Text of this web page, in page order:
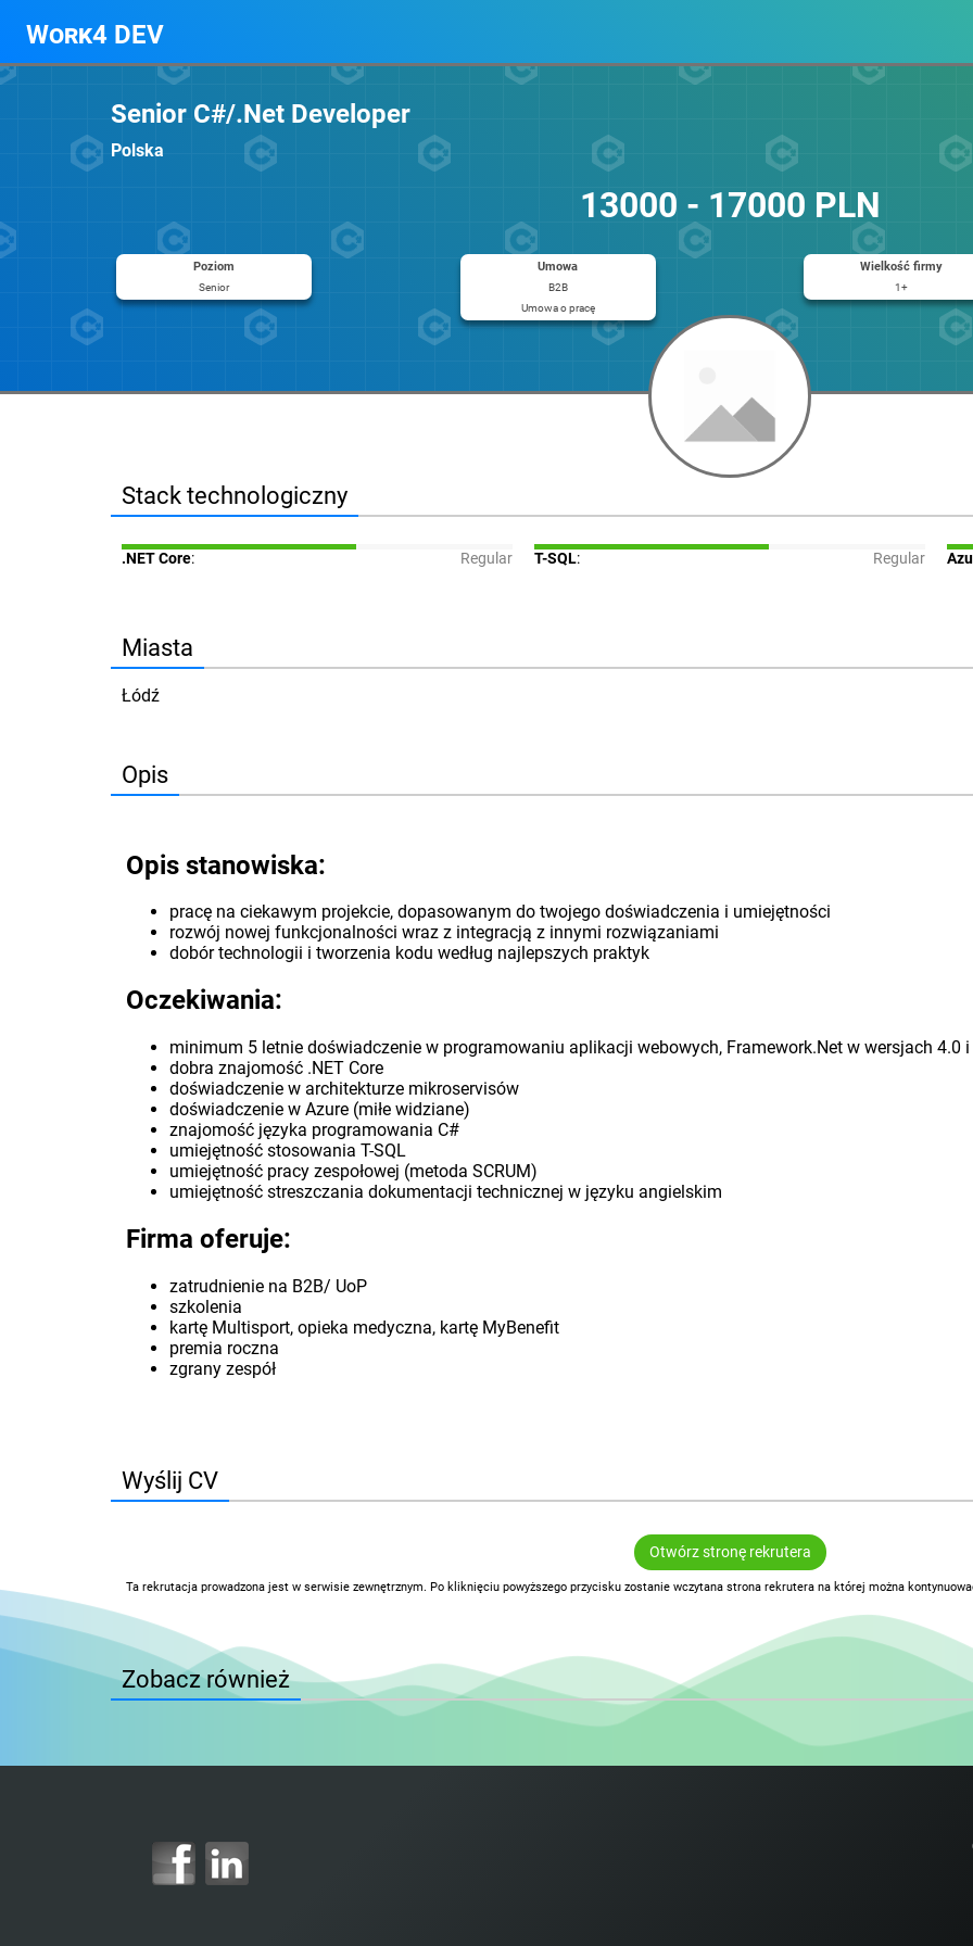
Work4 DEV
Senior C#/.Net Developer
Polska
13000 - 17000 PLN
Poziom
Senior
Umowa
B2B
Umowa o pracę
Wielkość firmy
1+
Stack technologiczny
.NET Core: Regular T-SQL: Regular
Miasta
Łódź
Opis
Opis stanowiska:
pracę na ciekawym projekcie, dopasowanym do twojego doświadczenia i umiejętności
rozwój nowej funkcjonalności wraz z integracją z innymi rozwiązaniami
dobór technologii i tworzenia kodu według najlepszych praktyk
Oczekiwania:
minimum 5 letnie doświadczenie w programowaniu aplikacji webowych, Framework.Net w wersjach 4.0
dobra znajomość .NET Core
doświadczenie w architekturze mikroservisów
doświadczenie w Azure (miłe widziane)
znajomość języka programowania C#
umiejętność stosowania T-SQL
umiejętność pracy zespołowej (metoda SCRUM)
umiejętność streszczania dokumentacji technicznej w języku angielskim
Firma oferuje:
zatrudnienie na B2B/ UoP
szkolenia
kartę Multisport, opieka medyczna, kartę MyBenefit
premia roczna
zgrany zespół
Wyślij CV
Otwórz stronę rekrutera
Ta rekrutacja prowadzona jest w serwisie zewnętrznym. Po kliknięciu powyższego przycisku zostanie wczytana strona rekrutera na której można
Zobacz również